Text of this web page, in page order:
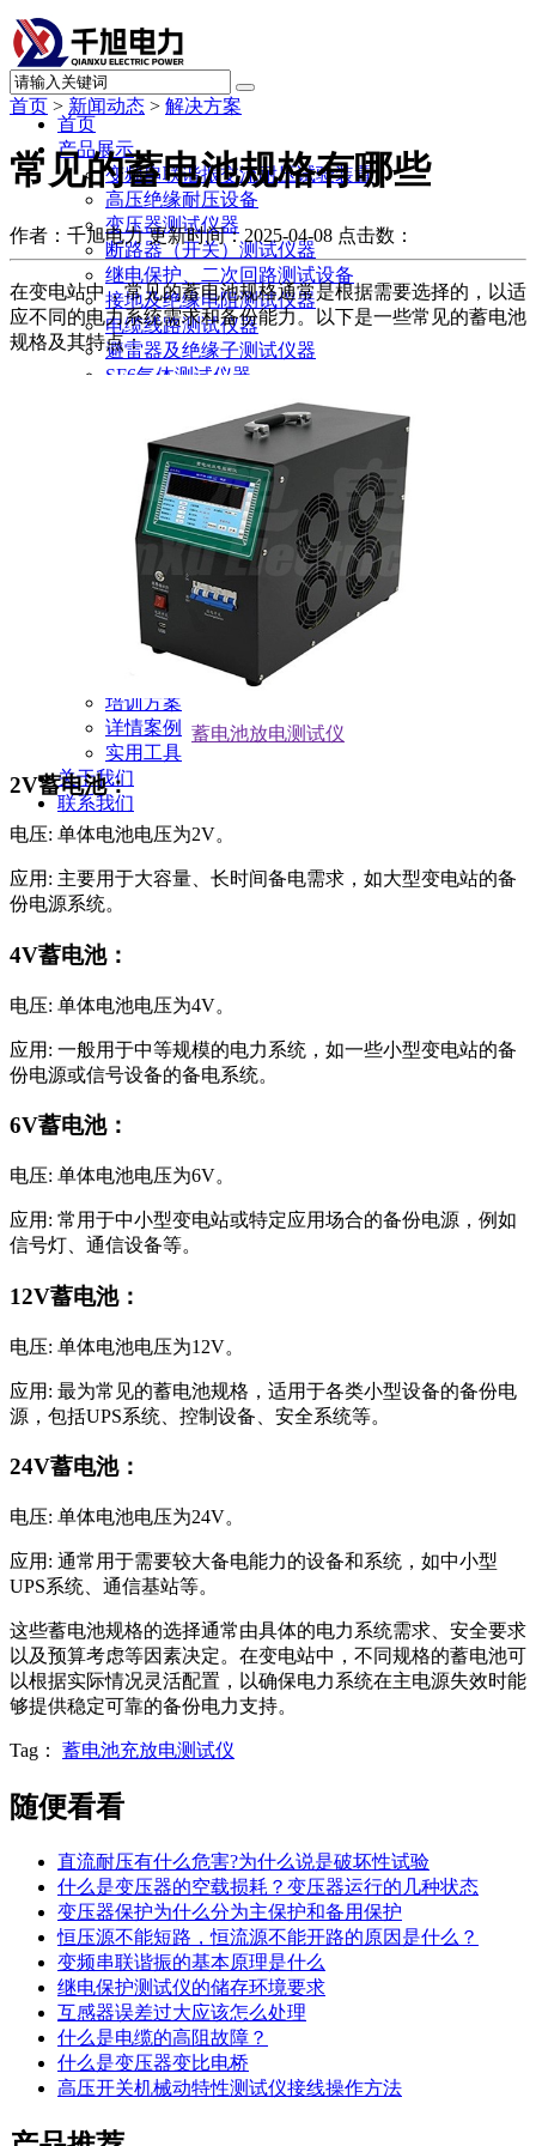
首页
产品展示
变频串联谐振交流耐压试验装置
高压绝缘耐压设备
变压器测试仪器
断路器（开关）测试仪器
继电保护、二次回路测试设备
接地及绝缘电阻测试仪器
电缆线路测试仪器
避雷器及绝缘子测试仪器
SF6气体测试仪器
直流系统及蓄电池测试仪器
电力计量测试仪器
局部放电测试仪器
承试升资质试验设备
其他
公司动态
行业资讯
解决方案
培训方案
详情案例
实用工具
关于我们
联系我们
首页 > 新闻动态 > 解决方案
常见的蓄电池规格有哪些
作者：千旭电力 更新时间：2025-04-08 点击数：
在变电站中，常见的蓄电池规格通常是根据需要选择的，以适
应不同的电力系统需求和备份能力。以下是一些常见的蓄电池
规格及其特点：
蓄电池放电测试仪
2V蓄电池：
电压: 单体电池电压为2V。
应用: 主要用于大容量、长时间备电需求，如大型变电站的备
份电源系统。
4V蓄电池：
电压: 单体电池电压为4V。
应用: 一般用于中等规模的电力系统，如一些小型变电站的备
份电源或信号设备的备电系统。
6V蓄电池：
电压: 单体电池电压为6V。
应用: 常用于中小型变电站或特定应用场合的备份电源，例如
信号灯、通信设备等。
12V蓄电池：
电压: 单体电池电压为12V。
应用: 最为常见的蓄电池规格，适用于各类小型设备的备份电
源，包括UPS系统、控制设备、安全系统等。
24V蓄电池：
电压: 单体电池电压为24V。
应用: 通常用于需要较大备电能力的设备和系统，如中小型
UPS系统、通信基站等。
这些蓄电池规格的选择通常由具体的电力系统需求、安全要求
以及预算考虑等因素决定。在变电站中，不同规格的蓄电池可
以根据实际情况灵活配置，以确保电力系统在主电源失效时能
够提供稳定可靠的备份电力支持。
Tag： 蓄电池充放电测试仪
随便看看
直流耐压有什么危害?为什么说是破坏性试验
什么是变压器的空载损耗？变压器运行的几种状态
变压器保护为什么分为主保护和备用保护
恒压源不能短路，恒流源不能开路的原因是什么？
变频串联谐振的基本原理是什么
继电保护测试仪的储存环境要求
互感器误差过大应该怎么处理
什么是电缆的高阻故障？
什么是变压器变比电桥
高压开关机械动特性测试仪接线操作方法